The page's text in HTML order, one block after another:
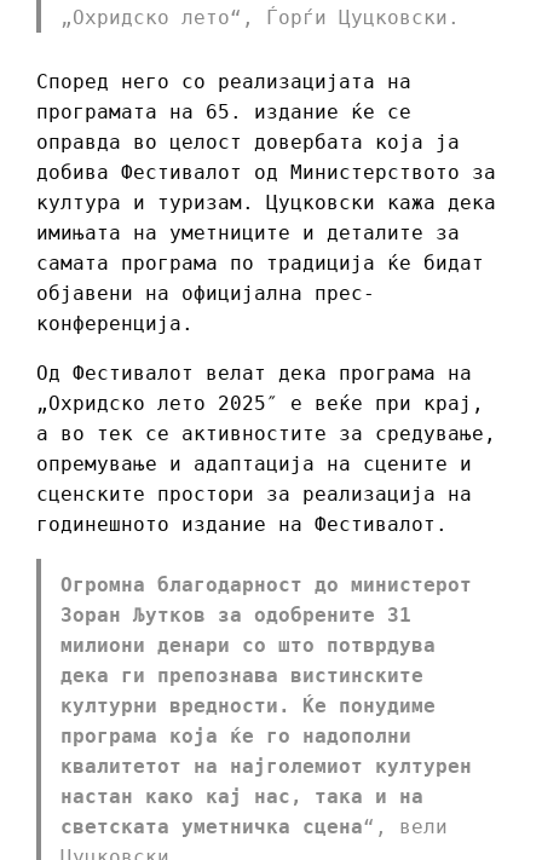
„Охридско лето“, Ѓорѓи Цуцковски.
Според него со реализацијата на
програмата на 65. издание ќе се
оправда во целост довербата која ја
добива Фестивалот од Министерството за
култура и туризам. Цуцковски кажа дека
имињата на уметниците и деталите за
самата програма по традиција ќе бидат
објавени на официјална прес-
конференција.
Од Фестивалот велат дека програма на
„Охридско лето 2025″ е веќе при крај,
а во тек се активностите за средување,
опремување и адаптација на сцените и
сценските простори за реализација на
годинешното издание на Фестивалот.
Огромна благодарност до министерот
Зоран Љутков за одобрените 31
милиони денари со што потврдува
дека ги препознава вистинските
културни вредности. Ќе понудиме
програма која ќе го надополни
квалитетот на најголемиот културен
настан како кај нас, така и на
светската уметничка сцена“, вели